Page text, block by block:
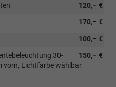
120,– €
170,– €
100,– €
150,– €
30-
vorn, Lichtfarbe wählbar